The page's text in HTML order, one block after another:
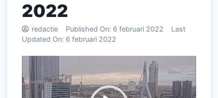
2022
redactie Published On: 6 februari 2022
Last
Updated On: 6 februari 2022
Videospeler